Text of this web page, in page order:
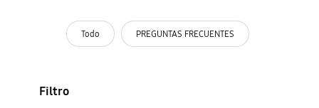
Todo PREGUNTAS FRECUENTES
Filtro